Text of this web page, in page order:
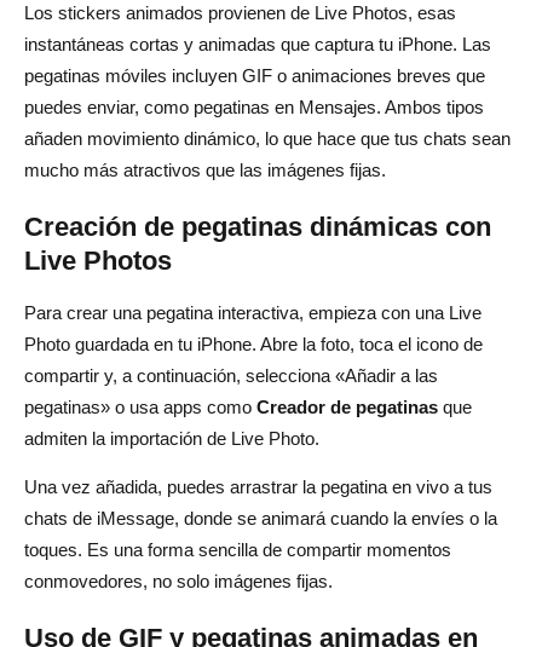
Los stickers animados provienen de Live Photos, esas
instantáneas cortas y animadas que captura tu iPhone. Las
pegatinas móviles incluyen GIF o animaciones breves que
puedes enviar, como pegatinas en Mensajes. Ambos tipos
añaden movimiento dinámico, lo que hace que tus chats sean
mucho más atractivos que las imágenes fijas.
Creación de pegatinas dinámicas con
Live Photos
Para crear una pegatina interactiva, empieza con una Live
Photo guardada en tu iPhone. Abre la foto, toca el icono de
compartir y, a continuación, selecciona «Añadir a las
pegatinas» o usa apps como Creador de pegatinas que
admiten la importación de Live Photo.
Una vez añadida, puedes arrastrar la pegatina en vivo a tus
chats de iMessage, donde se animará cuando la envíes o la
toques. Es una forma sencilla de compartir momentos
conmovedores, no solo imágenes fijas.
Uso de GIF y pegatinas animadas en